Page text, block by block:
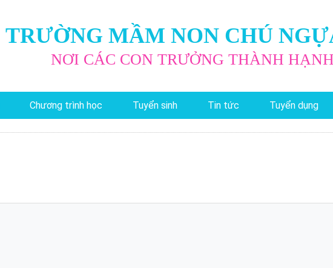
TRƯỜNG MẦM NON CHÚ
NƠI CÁC CON TRƯỞNG THÀNH
Chương trình học Tuyển sinh Tin tức Tuyển dụng